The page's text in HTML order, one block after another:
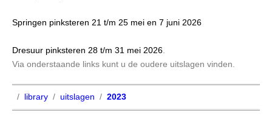
Springen pinksteren 21 t/m 25 mei en 7 juni 2026
Dresuur pinksteren 28 t/m 31 mei 2026
Via onderstaande links kunt u de oudere uitslagen vinden.
/ library / uitslagen / 2023